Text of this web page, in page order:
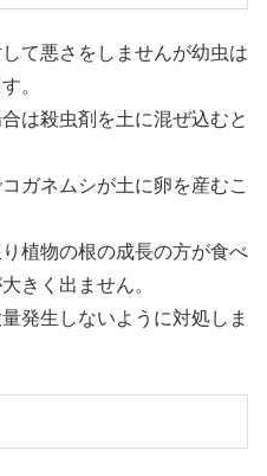
て悪さをしませんが幼虫は
。
は殺虫剤を土に混ぜ込むと
ガネムシが土に卵を産むこ
植物の根の成長の方が食べ
きく出ません。
発生しないように対処しま